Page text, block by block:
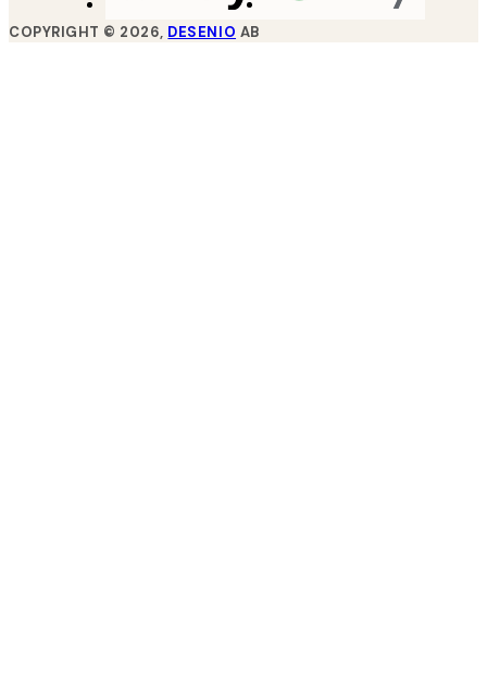
COPYRIGHT © 2026, DESENIO AB